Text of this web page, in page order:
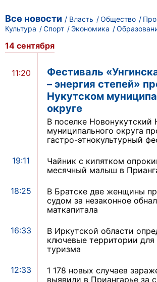
Все новости Власть Общество
Культура
Спорт Экономика
14 сентября
11:20
Фестиваль
– энергия степей»
Нукутском
округе
В поселке Новонукутский
муниципального округа
гастро-этнокультурный
19:11
Чайник с кипятком
месячный малыш в
18:25
В Братске две женщины
судом за незаконное
маткапитала
16:33
В Иркутской области
ключевые территории для
туризма
12:33
1 178 новых случаев
выявили в Приангарье за